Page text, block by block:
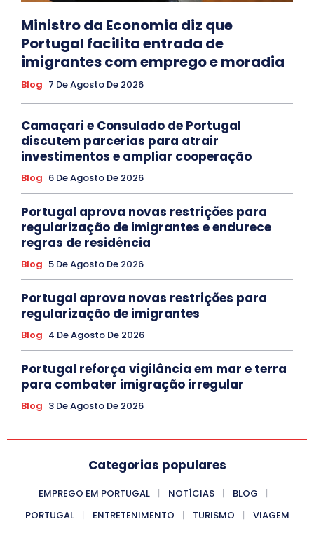
Ministro da Economia diz que
Portugal facilita entrada de
imigrantes com emprego e moradia
Blog 7 De Agosto De 2026
Camaçari e Consulado de Portugal
discutem parcerias para atrair
investimentos e ampliar cooperação
Blog 6 De Agosto De 2026
Portugal aprova novas restrições para
regularização de imigrantes e endurece
regras de residência
Blog 5 De Agosto De 2026
Portugal aprova novas restrições para
regularização de imigrantes
Blog 4 De Agosto De 2026
Portugal reforça vigilância em mar e terra
para combater imigração irregular
Blog 3 De Agosto De 2026
Categorias populares
EMPREGO EM PORTUGAL NOTÍCIAS
BLOG
PORTUGAL
ENTRETENIMENTO TURISMO VIAGEM